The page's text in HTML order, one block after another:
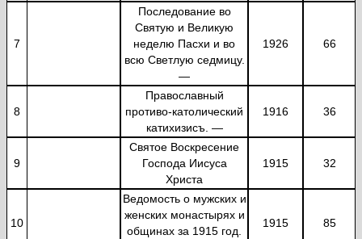
7
Последование во
Святую и Великую
неделю Пасхи и во
всю Светлую седмицу.
—
1926 66
8
Православный
противо-католический
катихизисъ. —
1916 36
9
Святое Воскресение
Господа Иисуса
Христа
1915 32
10
Ведомость о мужских и
женских монастырях и
общинах за 1915 год.
1915 85